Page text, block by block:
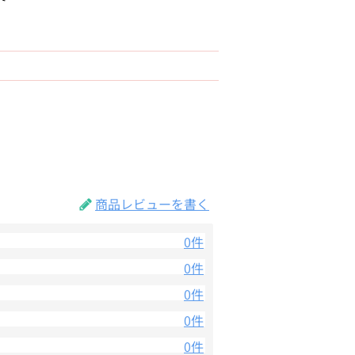
商品レビューを書く
0件
0件
0件
0件
0件